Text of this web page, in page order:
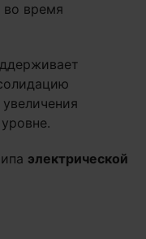
во время
электрической